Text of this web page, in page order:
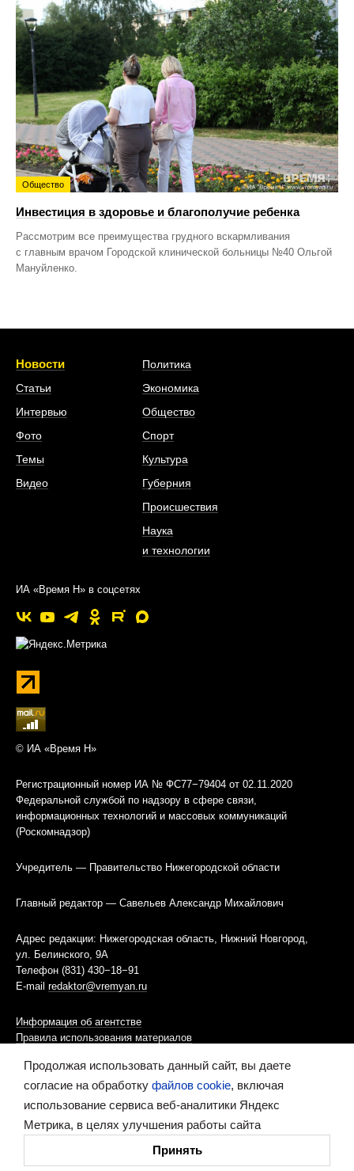
Общество
Инвестиция в здоровье и благополучие ребенка
Рассмотрим все преимущества грудного вскармливания
с главным врачом Городской клинической больницы №40 Ольгой
Мануйленко.
Новости
Статьи
Интервью
Фото
Темы
Видео
Политика
Экономика
Общество
Спорт
Культура
Губерния
Происшествия
Наука
и технологии
ИА «Время Н» в соцсетях
© ИА «Время Н»
Регистрационный номер ИА № ФС77−79404 от 02.11.2020
Федеральной службой по надзору в сфере связи,
информационных технологий и массовых коммуникаций
(Роскомнадзор)
Учредитель — Правительство Нижегородской области
Главный редактор — Савельев Александр Михайлович
Адрес редакции: Нижегородская область, Нижний Новгород,
ул. Белинского, 9А
Телефон (831) 430−18−91
E-mail redaktor@vremyan.ru
Информация об агентстве
Правила использования материалов
Информационная политика использования «cookies»-файлов
Ресурс содержит материалы 16+
Продолжая использовать данный сайт, вы даете
согласие на обработку файлов cookie, включая
использование сервиса веб-аналитики Яндекс
Метрика, в целях улучшения работы сайта
Принять